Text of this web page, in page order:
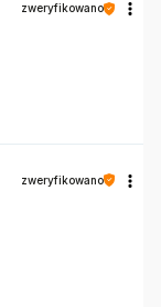
zweryfikowano
zweryfikowano